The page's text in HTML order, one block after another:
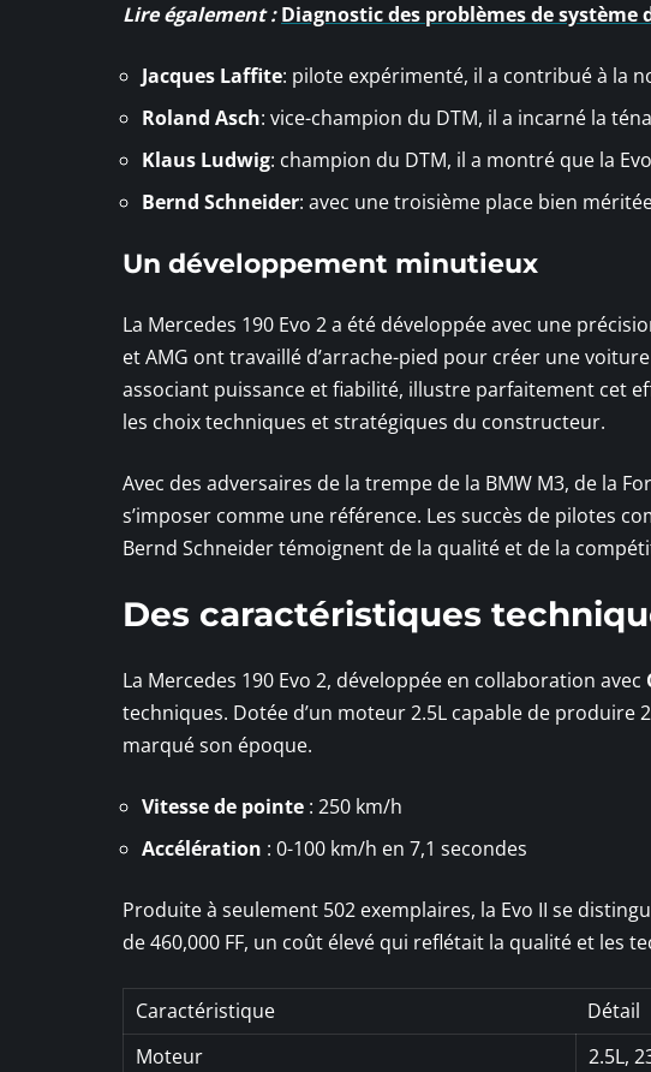
Lire également : Diagnostic des problèmes de
Jacques Laffite: pilote expérimenté, il a contribué à la
Roland Asch: vice-champion du DTM, il a incarné la
Klaus Ludwig: champion du DTM, il a montré que la
Bernd Schneider: avec une troisième place bien
Un développement minutieux
La Mercedes 190 Evo 2 a été développée avec une
et AMG ont travaillé d’arrache-pied pour créer une
associant puissance et fiabilité, illustre parfaitement cet
les choix techniques et stratégiques du constructeur.
Avec des adversaires de la trempe de la BMW M3, de la
s’imposer comme une référence. Les succès de pilotes
Bernd Schneider témoignent de la qualité et de la
Des caractéristiques
La Mercedes 190 Evo 2, développée en collaboration avec
techniques. Dotée d’un moteur 2.5L capable de
marqué son époque.
Vitesse de pointe : 250 km/h
Accélération : 0-100 km/h en 7,1 secondes
Produite à seulement 502 exemplaires, la Evo II se
de 460,000 FF, un coût élevé qui reflétait la qualité et les
Caractéristique
Détail
Moteur
2.5L,